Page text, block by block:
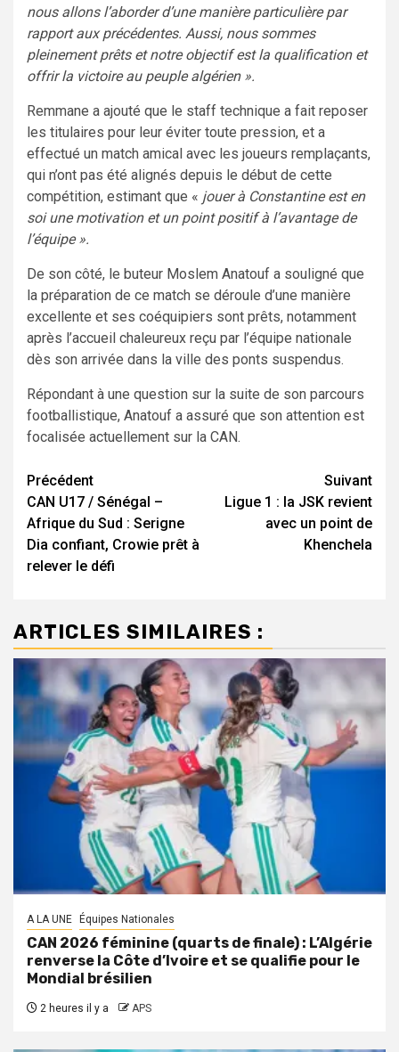
nous allons l’aborder d’une manière particulière par
rapport aux précédentes. Aussi, nous sommes
pleinement prêts et notre objectif est la qualification et
offrir la victoire au peuple algérien ».
Remmane a ajouté que le staff technique a fait reposer
les titulaires pour leur éviter toute pression, et a
effectué un match amical avec les joueurs remplaçants,
qui n’ont pas été alignés depuis le début de cette
compétition, estimant que « jouer à Constantine est en
soi une motivation et un point positif à l’avantage de
l’équipe ».
De son côté, le buteur Moslem Anatouf a souligné que
la préparation de ce match se déroule d’une manière
excellente et ses coéquipiers sont prêts, notamment
après l’accueil chaleureux reçu par l’équipe nationale
dès son arrivée dans la ville des ponts suspendus.
Répondant à une question sur la suite de son parcours
footballistique, Anatouf a assuré que son attention est
focalisée actuellement sur la CAN.
Navigation
d’article
Précédent
CAN U17 / Sénégal –
Afrique du Sud : Serigne
Dia confiant, Crowie prêt à
relever le défi
Suivant
Ligue 1 : la JSK revient
avec un point de
Khenchela
ARTICLES SIMILAIRES :
A LA UNE Équipes Nationales
CAN 2026 féminine (quarts de finale) : L’Algérie
renverse la Côte d’Ivoire et se qualifie pour le
Mondial brésilien
2 heures il y a APS